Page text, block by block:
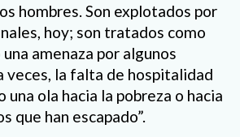
hombres. Son explotados por
hoy; son tratados como
amenaza por algunos
veces, la falta de hospitalidad
una ola hacia la pobreza o hacia
que han escapado”.